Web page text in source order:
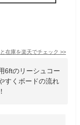
在庫を楽天でチェック >>
6ftのリーシュコー
すくボードの流れ